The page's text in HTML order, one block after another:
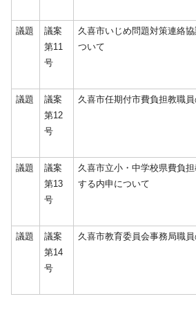
議題
議案
第11
号
久喜市いじめ問題対策連絡
ついて
議題
議案
第12
号
久喜市任期付市費負担教職
議題
議案
第13
号
久喜市立小・中学校県費負
する内申について
議題
議案
第14
号
久喜市教育委員会事務局職